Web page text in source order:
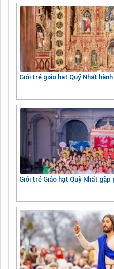
Giới trẻ giáo hạt Quỹ Nhất
Giới trẻ Giáo hạt Quỹ Nhất